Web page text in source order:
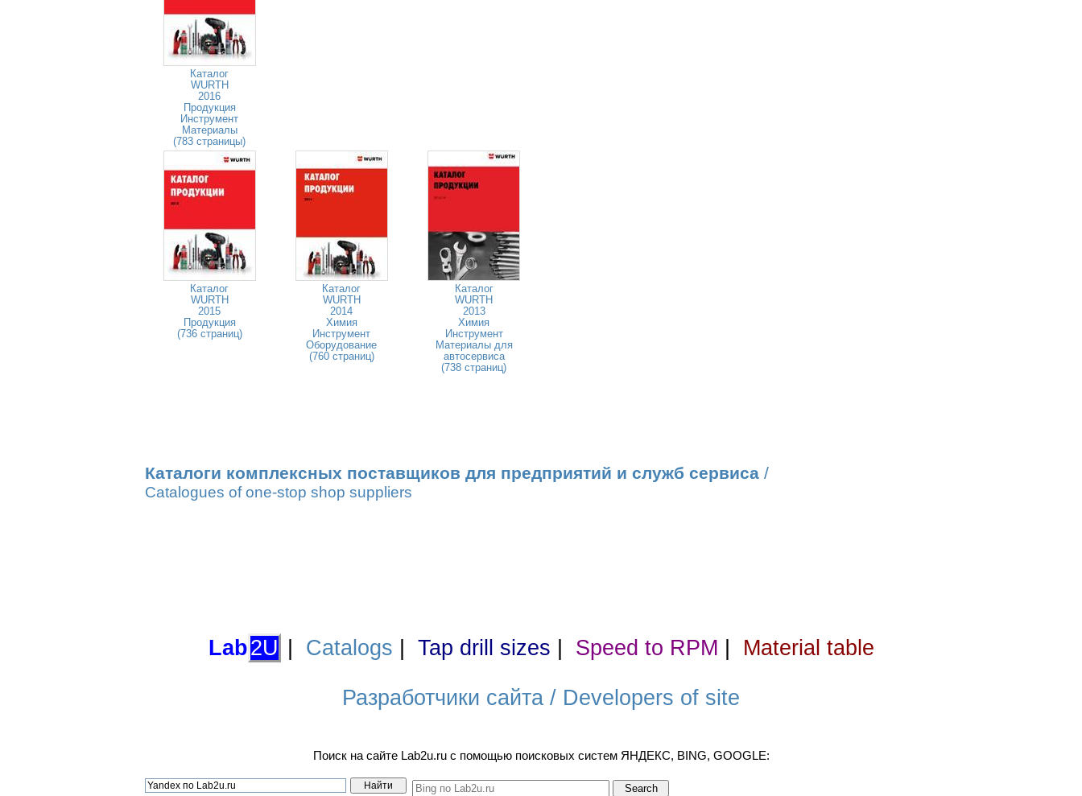
Каталог
WURTH
2016
Продукция
Инструмент
Материалы
(783 страницы)
Каталог
WURTH
2015
Продукция
(736 страниц)
Каталог
WURTH
2014
Химия
Инструмент
Оборудование
(760 страниц)
Каталог
WURTH
2013
Химия
Инструмент
Материалы для
автосервиса
(738 страниц)
Каталоги комплексных поставщиков для предприятий и служб сервиса /
Catalogues of one-stop shop suppliers
Lab2U Catalogs Tap drill sizes Speed to RPM Material table
Разработчики сайта / Developers of site
Поиск на сайте Lab2u.ru с помощью поисковых систем ЯНДЕКС, BING, GOOGLE: